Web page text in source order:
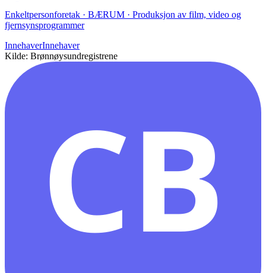
Enkeltpersonforetak · BÆRUM · Produksjon av film, video og
fjernsynsprogrammer
InnehaverInnehaver
Kilde: Brønnøysundregistrene
CB